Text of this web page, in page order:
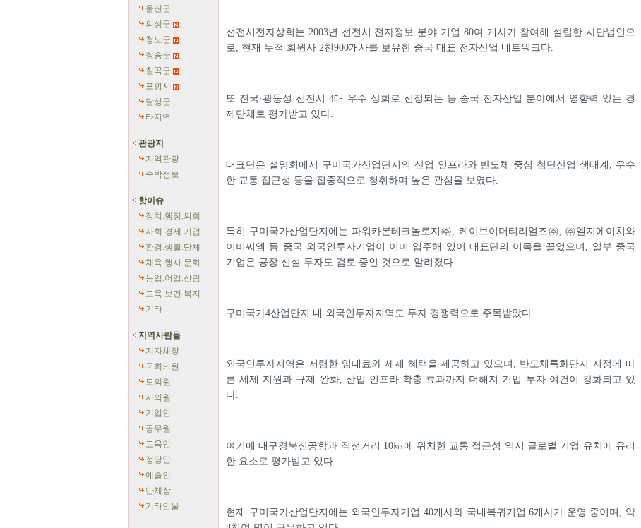
울진군
의성군
청도군
청송군
칠곡군
포항시
달성군
타지역
관광지
지역관광
숙박정보
핫이슈
정치.행정.의회
사회.경제.기업
환경.생활.단체
체육.행사.문화
농업.어업.산림
교육.보건.복지
기타
지역사람들
지자체장
국회의원
도의원
시의원
기업인
공무원
교육인
정당인
예술인
단체장
기타인물
선전시전자상회는 2003년 선전시 전자정보 분야 기업 80여 개사가 참여해 설립한 사단법인으
로, 현재 누적 회원사 2천900개사를 보유한 중국 대표 전자산업 네트워크다.
또 전국·광둥성·선전시 4대 우수 상회로 선정되는 등 중국 전자산업 분야에서 영향력 있는 경
제단체로 평가받고 있다.
대표단은 설명회에서 구미국가산업단지의 산업 인프라와 반도체 중심 첨단산업 생태계, 우수
한 교통 접근성 등을 집중적으로 청취하며 높은 관심을 보였다.
특히 구미국가산업단지에는 파워카본테크놀로지㈜, 케이브이머티리얼즈㈜, ㈜엘지에이치와
이비씨엠 등 중국 외국인투자기업이 이미 입주해 있어 대표단의 이목을 끌었으며, 일부 중국
기업은 공장 신설 투자도 검토 중인 것으로 알려졌다.
구미국가4산업단지 내 외국인투자지역도 투자 경쟁력으로 주목받았다.
외국인투자지역은 저렴한 임대료와 세제 혜택을 제공하고 있으며, 반도체특화단지 지정에 따
른 세제 지원과 규제 완화, 산업 인프라 확충 효과까지 더해져 기업 투자 여건이 강화되고 있
다.
여기에 대구경북신공항과 직선거리 10㎞에 위치한 교통 접근성 역시 글로벌 기업 유치에 유리
한 요소로 평가받고 있다.
현재 구미국가산업단지에는 외국인투자기업 40개사와 국내복귀기업 6개사가 운영 중이며, 약